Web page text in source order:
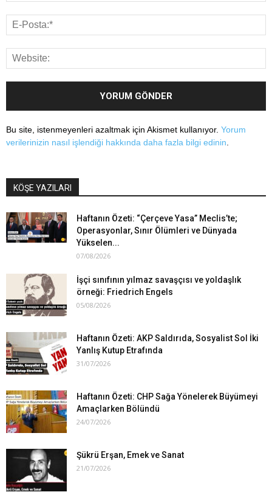
Bu site, istenmeyenleri azaltmak için Akismet kullanıyor. Yorum
verilerinizin nasıl işlendiği hakkında daha fazla bilgi edinin
KÖŞE YAZILARI
Haftanın Özeti: “Çerçeve Yasa” Meclis’te;
Operasyonlar, Sınır Ölümleri ve Dünyada
Yükselen...
07/08/2026
İşçi sınıfının yılmaz savaşçısı ve yoldaşlık
örneği: Friedrich Engels
05/08/2026
Haftanın Özeti: AKP Saldırıda, Sosyalist Sol İki
Yanlış Kutup Etrafında
31/07/2026
Haftanın Özeti: CHP Sağa Yönelerek Büyümeyi
Amaçlarken Bölündü
24/07/2026
Şükrü Erşan, Emek ve Sanat
21/07/2026